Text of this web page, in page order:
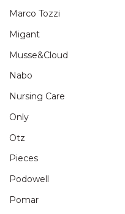
Marco Tozzi
Migant
Musse&Cloud
Nabo
Nursing Care
Only
Otz
Pieces
Podowell
Pomar